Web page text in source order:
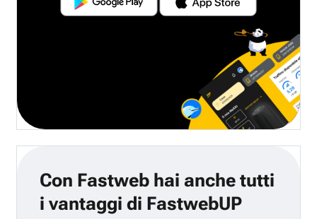
Con Fastweb hai anche tutti
i vantaggi di FastwebUP